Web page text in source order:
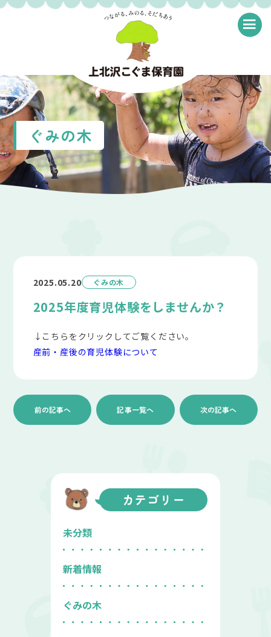
≡
ぐみの木
2025.05.20 ぐみの木
2025年度育児体験をしませんか？
↓こちらをクリックしてご覧ください。
産前・産後の育児体験について
前の記事へ 記事一覧へ 次の記事へ
カテゴリー
未分類
新着情報
ぐみの木